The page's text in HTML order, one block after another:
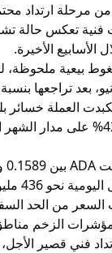
مرحلة ارتداد
فنية تعكس حالة
الأخيرة.
بيعية
الأسبوع الأخير و42.69% على
سجلت
السعر من الحد
الزخم مناطق
فني قصير